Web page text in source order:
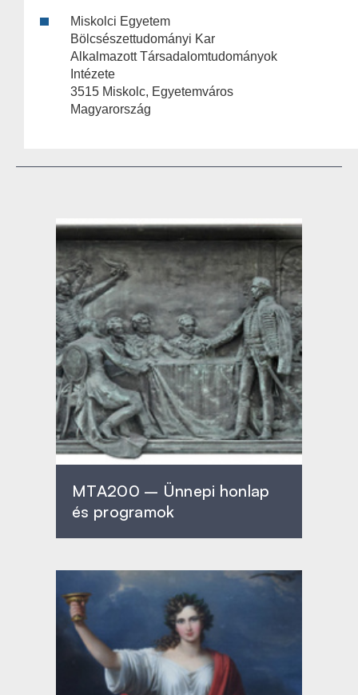
Miskolci Egyetem
Bölcsészettudományi Kar
Alkalmazott Társadalomtudományok
Intézete
3515 Miskolc, Egyetemváros
Magyarország
MTA200 – Ünnepi honlap
és programok